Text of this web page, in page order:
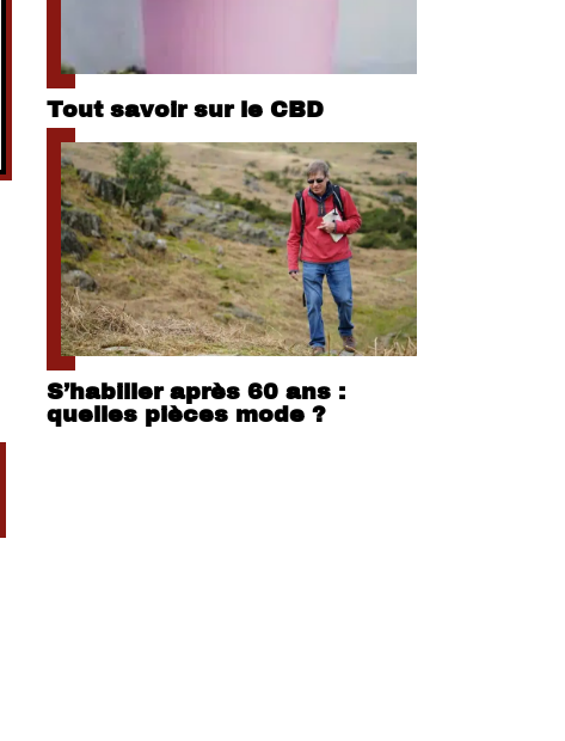
Tout savoir sur le CBD
S’habiller après 60 ans :
quelles pièces mode ?